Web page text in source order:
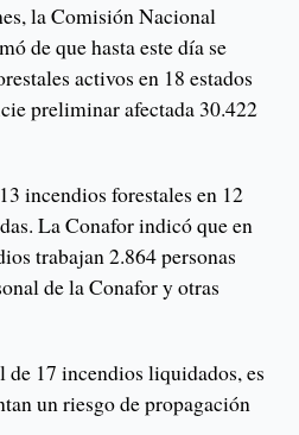
la Comisión Nacional
de que hasta este día se
activos en 18 estados
preliminar afectada 30.422
incendios forestales en 12
La Conafor indicó que en
trabajan 2.864 personas
de la Conafor y otras
17 incendios liquidados, es
un riesgo de propagación